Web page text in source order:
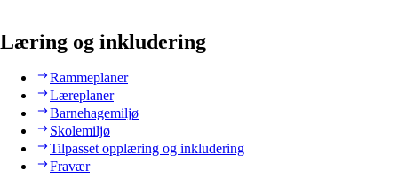
Læring og inkludering
Rammeplaner
Læreplaner
Barnehagemiljø
Skolemiljø
Tilpasset opplæring og inkludering
Fravær